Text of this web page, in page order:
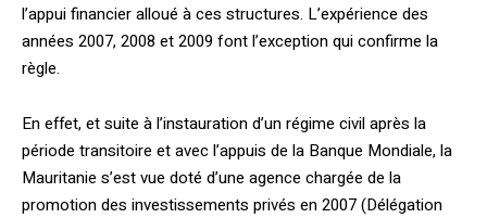
l’appui financier alloué à ces structures. L’expérience des
années 2007, 2008 et 2009 font l’exception qui confirme la
règle.
En effet, et suite à l’instauration d’un régime civil après la
période transitoire et avec l’appuis de la Banque Mondiale, la
Mauritanie s’est vue doté d’une agence chargée de la
promotion des investissements privés en 2007 (Délégation